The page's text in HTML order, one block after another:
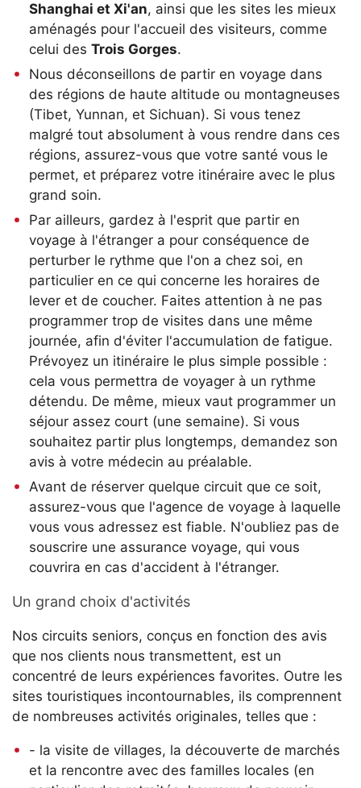
Shanghai et Xi'an, ainsi que les sites les mieux
aménagés pour l'accueil des visiteurs, comme
celui desTrois Gorges.
Nous déconseillons de partir en voyage dans
des régions de haute altitude ou montagneuses
(Tibet, Yunnan, et Sichuan). Si vous tenez
malgré tout absolument à vous rendre dans ces
régions, assurez-vous que votre santé vous le
permet, et préparez votre itinéraire avec le plus
grand soin.
Par ailleurs, gardez à l'esprit que partir en
voyage à l'étranger a pour conséquence de
perturber le rythme que l'on a chez soi, en
particulier en ce qui concerne les horaires de
lever et de coucher. Faites attention à ne pas
programmer trop de visites dans une même
journée, afin d'éviter l'accumulation de fatigue.
Prévoyez un itinéraire le plus simple possible :
cela vous permettra de voyager à un rythme
détendu. De même, mieux vaut programmer un
séjour assez court (une semaine). Si vous
souhaitez partir plus longtemps, demandez son
avis à votre médecin au préalable.
Avant de réserver quelque circuit que ce soit,
assurez-vous que l'agence de voyage à laquelle
vous vous adressez est fiable. N'oubliez pas de
souscrire une assurance voyage, qui vous
couvrira en cas d'accident à l'étranger.
Un grand choix d'activités
Nos circuits seniors, conçus en fonction des avis
que nos clients nous transmettent, est un
concentré de leurs expériences favorites. Outre les
sites touristiques incontournables, ils comprennent
de nombreuses activités originales, telles que :
- la visite de villages, la découverte de marchés
et la rencontre avec des familles locales (en